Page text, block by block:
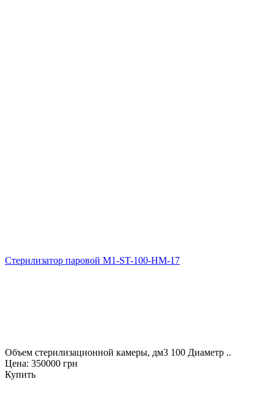
Стерилизатор паровой M1-ST-100-HМ-17
Объем стерилизационной камеры, дм3 100 Диаметр ..
Цена: 350000 грн
Купить